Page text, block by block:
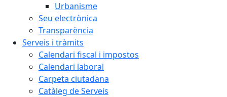
Urbanisme
Seu electrònica
Transparència
Serveis i tràmits
Calendari fiscal i impostos
Calendari laboral
Carpeta ciutadana
Catàleg de Serveis